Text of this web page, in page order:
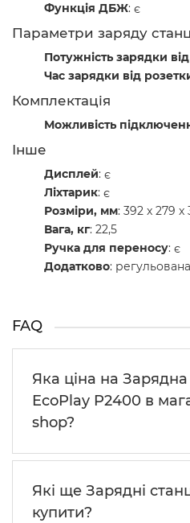
Функція ДБЖ: є
Параметри заряду
Потужність зарядки
Час зарядки від
Комплектація
Можливість
Інше
Дисплей: є
Ліхтарик: є
Розміри, мм: 392 x 279 x
Вага, кг: 22,5
Ручка для переносу: є
Додатково:
FAQ
Яка ціна на Зарядна
EcoPlay P2400 в
shop?
Які ще Зарядні
купити?